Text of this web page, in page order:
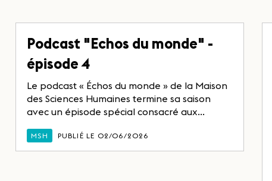
Podcast "Echos du monde" -
épisode 4
Le podcast « Échos du monde » de la Maison
des Sciences Humaines termine sa saison
avec un épisode spécial consacré aux...
MSH PUBLIÉ LE 02/06/2026